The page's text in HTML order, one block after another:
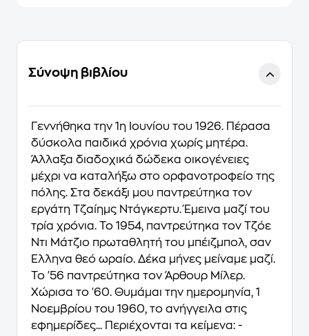
Σύνοψη βιβλίου
Γεννήθηκα την 1η Ιουνίου του 1926. Πέρασα
δύσκολα παιδικά χρόνια χωρίς μητέρα.
Άλλαξα διαδοχικά δώδεκα οικογένειες
μέχρι να καταλήξω στο ορφανοτροφείο της
πόλης. Στα δεκάξι μου παντρεύτηκα τον
εργάτη Τζαίημς Ντάγκερτυ. Έμεινα μαζί του
τρία χρόνια. Το 1954, παντρεύτηκα τον Τζόε
Ντι Μάτζιο πρωταθλητή του μπέιζμπολ, σαν
Έλληνα θεό ωραίο. Δέκα μήνες μείναμε μαζί.
Το '56 παντρεύτηκα τον Άρθουρ Μίλερ.
Χώρισα το '60. Θυμάμαι την ημερομηνία, 1
Νοεμβρίου του 1960, το ανήγγειλα στις
εφημερίδες... Περιέχονται τα κείμενα: -